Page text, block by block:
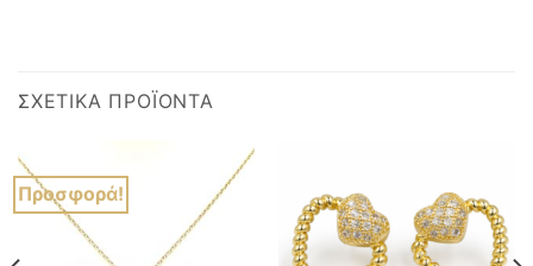
ΣΧΕΤΙΚΆ ΠΡΟΪΌΝΤΑ
Προσφορά!